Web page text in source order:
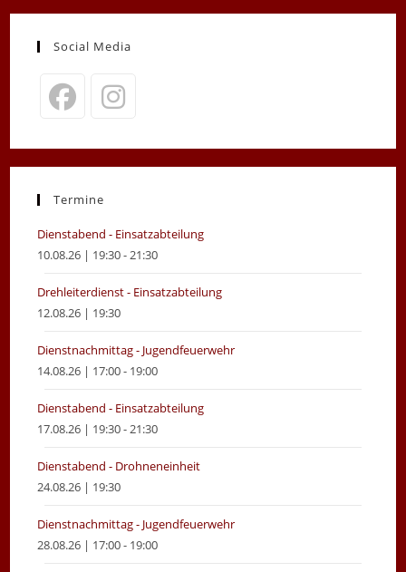
Social Media
in
new
in
new
Termine
Dienstabend - Einsatzabteilung
10.08.26 | 19:30 - 21:30
Drehleiterdienst - Einsatzabteilung
12.08.26 | 19:30
Dienstnachmittag - Jugendfeuerwehr
14.08.26 | 17:00 - 19:00
Dienstabend - Einsatzabteilung
17.08.26 | 19:30 - 21:30
Dienstabend - Drohneneinheit
24.08.26 | 19:30
Dienstnachmittag - Jugendfeuerwehr
28.08.26 | 17:00 - 19:00